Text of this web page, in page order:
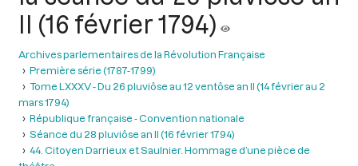
II (16 février 1794)
Archives parlementaires de la Révolution Française
Première série (1787-1799)
Tome LXXXV - Du 26 pluviôse au 12 ventôse an II (14 février au 2
mars 1794)
République française - Convention nationale
Séance du 28 pluviôse an II (16 février 1794)
44. Citoyen Darrieux et Saulnier. Hommage d’une pièce de